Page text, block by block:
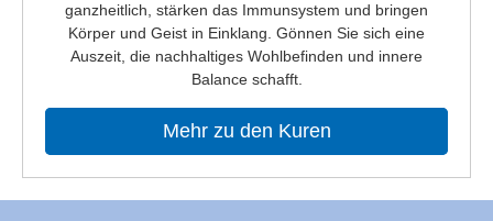
ganzheitlich, stärken das Immunsystem und bringen
Körper und Geist in Einklang. Gönnen Sie sich eine
Auszeit, die nachhaltiges Wohlbefinden und innere
Balance schafft.
Mehr zu den Kuren